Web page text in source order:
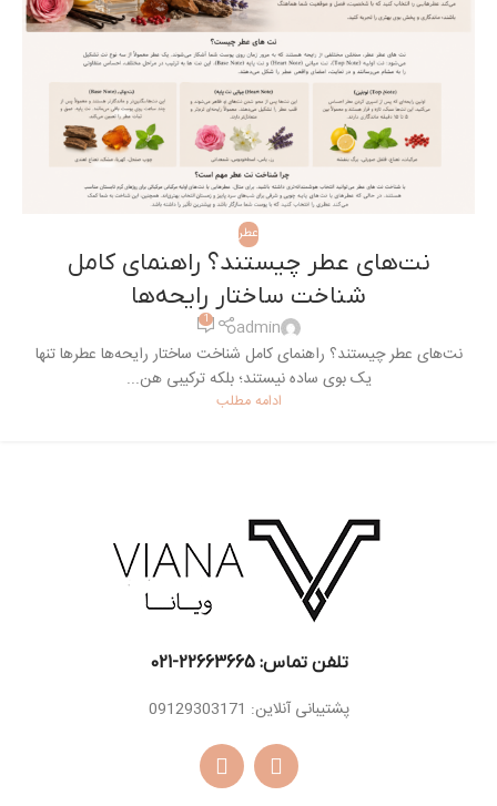
عطر
نت‌های عطر چیستند؟ راهنمای کامل
شناخت ساختار رایحه‌ها
admin
1
نت‌های عطر چیستند؟ راهنمای کامل شناخت ساختار رایحه‌ها عطرها تنها
یک بوی ساده نیستند؛ بلکه ترکیبی هن...
ادامه مطلب
تلفن تماس: 22663665-021​
پشتیبانی آنلاین: 09129303171